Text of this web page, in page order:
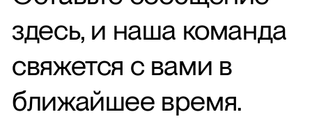
здесь, и наша команда
свяжется с вами в
ближайшее время.